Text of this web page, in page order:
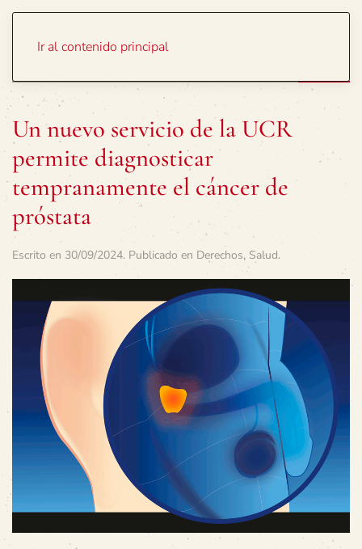
Ir al contenido principal
Un nuevo servicio de la UCR
permite diagnosticar
tempranamente el cáncer de
próstata
Escrito en 30/09/2024. Publicado en Derechos, Salud.